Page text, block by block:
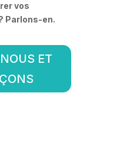
vos
Parlons-en.
ET